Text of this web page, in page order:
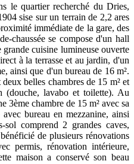
le quartier recherché du Dries,
sise sur un terrain de 2,2 ares
immédiate de la gare, des
chaussée se compose d'un hall
cuisine lumineuse ouverte
à la terrasse et au jardin, d'un
ainsi que d'un bureau de 16 m².
belles chambres de 15 m² et
(douche, lavabo et toilette). Au
3ème chambre de 15 m² avec sa
bureau en mezzanine, ainsi
comprend 2 grandes caves,
de plusieurs rénovations
permis, rénovation intérieure,
maison a conservé son beau